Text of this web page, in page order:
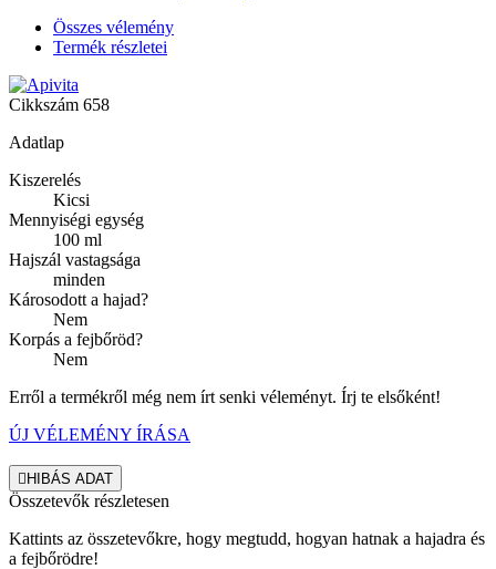
Összes vélemény
Termék részletei
Cikkszám 658
Adatlap
Kiszerelés
Kicsi
Mennyiségi egység
100 ml
Hajszál vastagsága
minden
Károsodott a hajad?
Nem
Korpás a fejbőröd?
Nem
Erről a termékről még nem írt senki véleményt. Írj te elsőként!
ÚJ VÉLEMÉNY ÍRÁSA
HIBÁS ADAT
Összetevők részletesen
Kattints az összetevőkre, hogy megtudd, hogyan hatnak a hajadra és
a fejbőrödre!